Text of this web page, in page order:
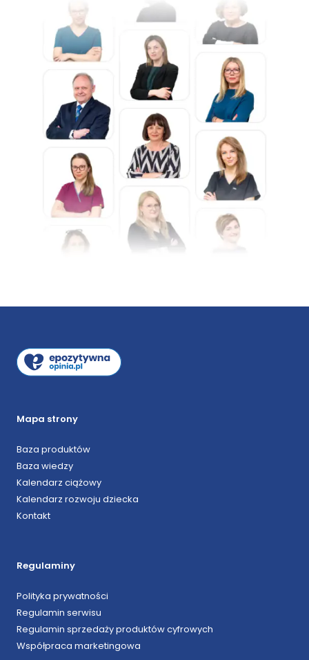
Mapa strony
Baza produktów
Baza wiedzy
Kalendarz ciążowy
Kalendarz rozwoju dziecka
Kontakt
Regulaminy
Polityka prywatności
Regulamin serwisu
Regulamin sprzedaży produktów cyfrowych
Współpraca marketingowa